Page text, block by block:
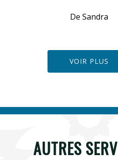
De Sandra
VOIR PLUS
AUTRES